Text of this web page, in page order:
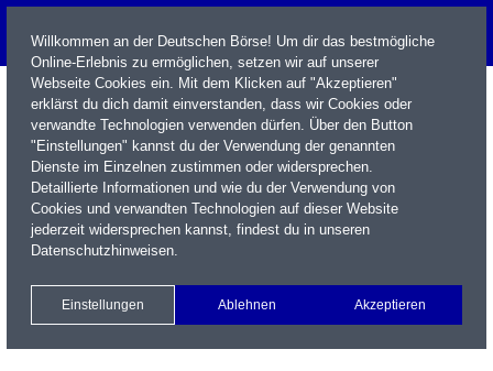
Name / WKN / ISIN / Kürzel
Xetra Realtime
Watchlist Portfolio Login
Willkommen an der Deutschen Börse! Um dir das bestmögliche
Online-Erlebnis zu ermöglichen, setzen wir auf unserer
Webseite Cookies ein. Mit dem Klicken auf "Akzeptieren"
erklärst du dich damit einverstanden, dass wir Cookies oder
verwandte Technologien verwenden dürfen. Über den Button
"Einstellungen" kannst du der Verwendung der genannten
Dienste im Einzelnen zustimmen oder widersprechen.
Detaillierte Informationen und wie du der Verwendung von
Cookies und verwandten Technologien auf dieser Website
jederzeit widersprechen kannst, findest du in unseren
Datenschutzhinweisen.
Einstellungen Ablehnen Akzeptieren